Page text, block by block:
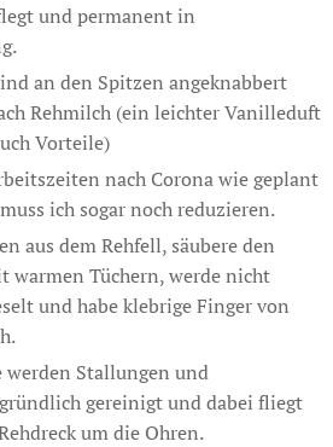
und permanent in
an den Spitzen angeknabbert
Rehmilch (ein leichter Vanilleduft
Vorteile)
nach Corona wie geplant
ich sogar noch reduzieren.
aus dem Rehfell, säubere den
warmen Tüchern, werde nicht
und habe klebrige Finger von
werden Stallungen und
gereinigt und dabei fliegt
um die Ohren.